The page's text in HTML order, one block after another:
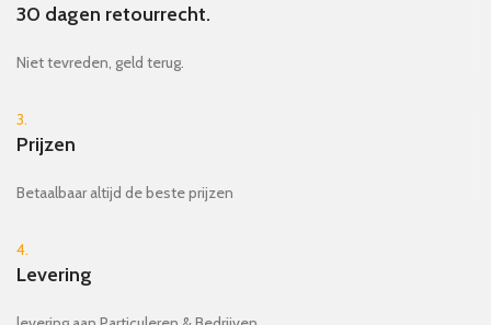
30 dagen retourrecht.
Niet tevreden, geld terug.
3.
Prijzen
Betaalbaar altijd de beste prijzen
4.
Levering